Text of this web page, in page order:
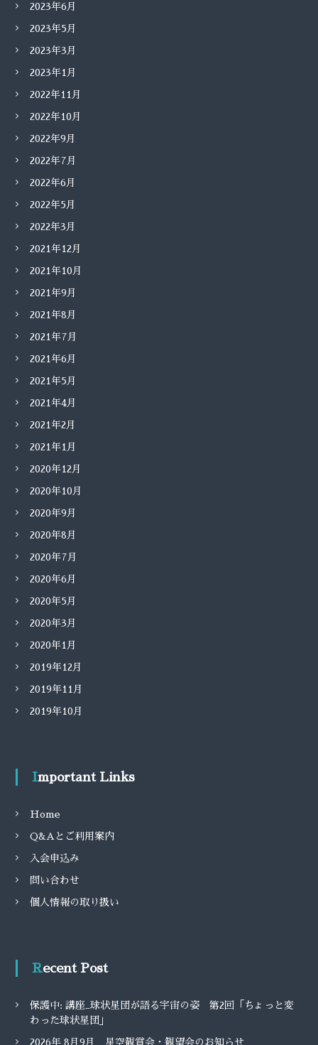
2023年6月
2023年5月
2023年3月
2023年1月
2022年11月
2022年10月
2022年9月
2022年7月
2022年6月
2022年5月
2022年3月
2021年12月
2021年10月
2021年9月
2021年8月
2021年7月
2021年6月
2021年5月
2021年4月
2021年2月
2021年1月
2020年12月
2020年10月
2020年9月
2020年8月
2020年7月
2020年6月
2020年5月
2020年3月
2020年1月
2019年12月
2019年11月
2019年10月
Important Links
Home
Q&Aとご利用案内
入会申込み
問い合わせ
個人情報の取り扱い
Recent Post
保護中: 講座_球状星団が語る宇宙の姿 第2回「ちょっと変
わった球状星団」
2026年 8月9月 星空観賞会・観望会のお知らせ